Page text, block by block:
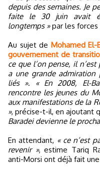
depuis des semaines. Je
faite le 30 juin avait
longtemps »par les forces
Au sujet de Mohamed El-
gouvernement de
ce que l’on pense, il
a une grande admiration
liés ».
« En 2008, El-
rencontre les jeunes du
aux manifestations de la
», précise-t-il, en ajoutant
Baradei devienne le
En attendant, « ce n’est
revenir », estime Tariq
anti-Morsi ont déjà fait une